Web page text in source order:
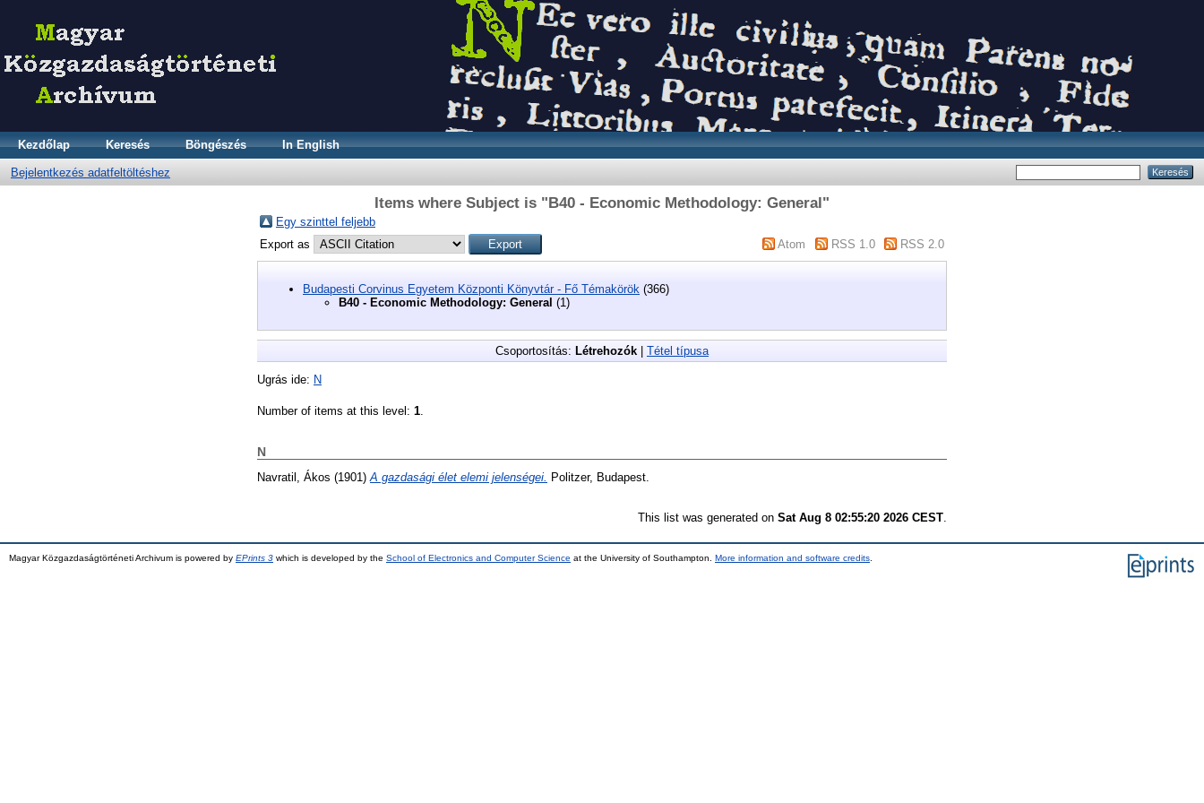
Kezdőlap Keresés Böngészés In English
Bejelentkezés adatfeltöltéshez
Items where Subject is "B40 - Economic Methodology: General"
Egy szinttel feljebb
Export as
Atom RSS 1.0 RSS 2.0
Budapesti Corvinus Egyetem Központi Könyvtár - Fő Témakörök (366)
B40 - Economic Methodology: General (1)
Csoportosítás: Létrehozók | Tétel típusa
Ugrás ide: N
Number of items at this level: 1
N
Navratil, Ákos (1901)A gazdasági élet elemi jelenségei. Politzer, Budapest.
This list was generated on Sat Aug 8 02:55:20 2026 CEST.
Magyar Közgazdaságtörténeti Archivum is powered by EPrints 3 which is developed by the School of Electronics and Computer Science at the University of Southampton. More information and software credits.